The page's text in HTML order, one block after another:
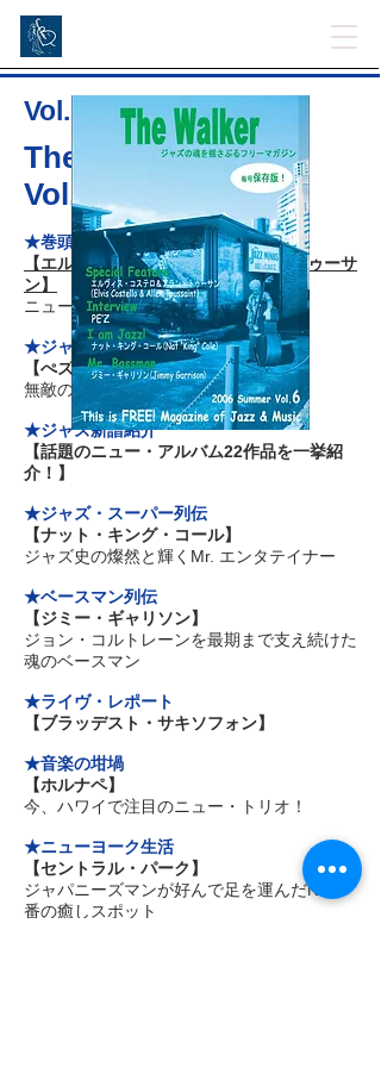
Vol. 6
The Walker's 2006
Vol.6
★巻頭インタビュー
【エルヴィス・コステロ＆アラン・トゥーサ
ン】
ニューオリンズよ蘇れ！
★ジャズ・インタビュー
【ぺズ】
無敵のINST JAZZ BAND！
★ジャズ新譜紹介
【話題のニュー・アルバム22作品を一挙紹
介！】
★ジャズ・スーパー列伝
【ナット・キング・コール】
ジャズ史の燦然と輝くMr. エンタテイナー
★ベースマン列伝
【ジミー・ギャリソン】
ジョン・コルトレーンを最期まで支え続けた
魂のベースマン
★ライヴ・レポート
【ブラッデスト・サキソフォン】
★音楽の坩堝
【ホルナペ】
今、ハワイで注目のニュー・トリオ！
★ニューヨーク生活
【セントラル・パーク】
ジャパニーズマンが好んで足を運んだNY一
番の癒しスポット